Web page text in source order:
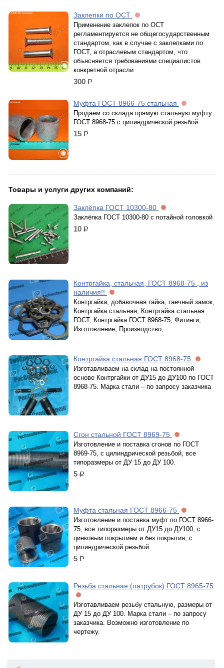
Заклепки по ОСТ
Применение заклепок по ОСТ
регламентируется не общегосударственным
стандартом, как в случае с заклепками по
ГОСТ, а отраслевым стандартом, что
объясняется требованиями специалистов
конкретной отрасли
300 р.
Муфта ГОСТ 8966-75 стальная
Продаем со склада прямую стальную муфту
ГОСТ 8968-75 с цилиндрической резьбой
15 р.
Товары и услуги других компаний:
Заклёпка ГОСТ 10300-80
Заклёпка ГОСТ 10300-80 с потайной головкой
10 р.
Контргайка, стальная, ГОСТ 8968-75 , из
наличия!!
Контргайка, добавочная гайка, гаечный замок,
Контргайка стальная, Контргайка стальная
ГОСТ, Контргайка ГОСТ 8968-75, Фитинги,
Изготовление, Производство,
Контргайка стальная ГОСТ 8968-75
Изготавливаем на склад на постоянной
основе Контргайки от ДУ15 до ДУ100 по ГОСТ
8968-75. Марка стали – по запросу заказчика
Сгон стальной ГОСТ 8969-75
Изготовление и поставка сгонов по ГОСТ
8969-75, с цилиндрической резьбой, все
типоразмеры от ДУ 15 до ДУ 100.
5 р.
Муфта стальная ГОСТ 8966-75
Изготовление и поставка муфт по ГОСТ 8966-
75, все типоразмеры от ДУ15 до ДУ100, с
цинковым покрытием и без покрытия, с
цилиндрической резьбой.
5 р.
Резьба стальная (патрубок) ГОСТ 8965-75
Изготавливаем резьбу стальную, размеры от
ДУ 15 до ДУ 100. Марка стали – по запросу
заказчика. Возможно изготовление по
чертежу.